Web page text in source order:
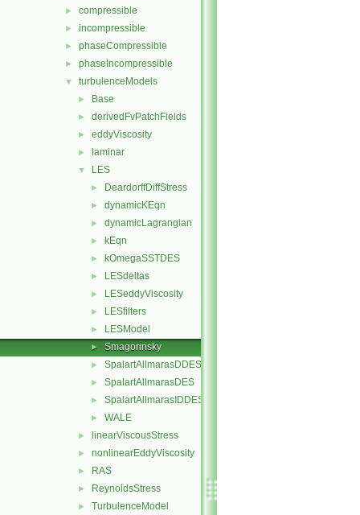
► compressible
► incompressible
► phaseCompressible
► phaseIncompressible
▼ turbulenceModels
► Base
► derivedFvPatchFields
► eddyViscosity
► laminar
▼ LES
► DeardorffDiffStress
► dynamicKEqn
► dynamicLagrangian
► kEqn
► kOmegaSSTDES
► LESdeltas
► LESeddyViscosity
► LESfilters
► LESModel
► Smagorinsky
► SpalartAllmarasDDES
► SpalartAllmarasDES
► SpalartAllmarasIDDES
► WALE
► linearViscousStress
► nonlinearEddyViscosity
► RAS
► ReynoldsStress
► TurbulenceModel